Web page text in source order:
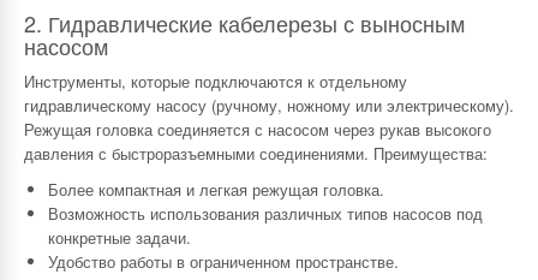
2. Гидравлические кабелерезы с выносным
насосом
Инструменты, которые подключаются к отдельному
гидравлическому насосу (ручному, ножному или электрическому).
Режущая головка соединяется с насосом через рукав высокого
давления с быстроразъемными соединениями. Преимущества:
Более компактная и легкая режущая головка.
Возможность использования различных типов насосов под
конкретные задачи.
Удобство работы в ограниченном пространстве.